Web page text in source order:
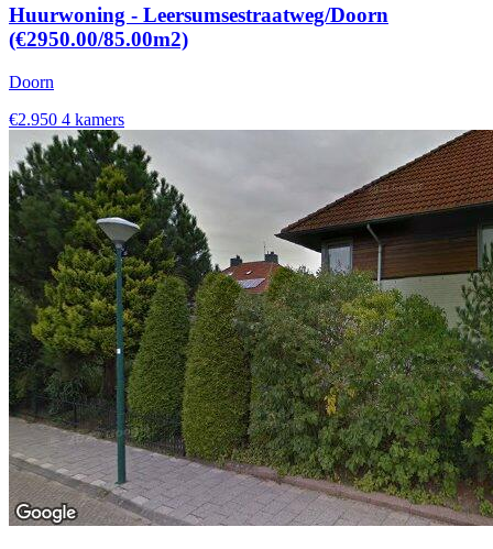
Huurwoning - Leersumsestraatweg/Doorn
(€2950.00/85.00m2)
Doorn
€2.950 4 kamers